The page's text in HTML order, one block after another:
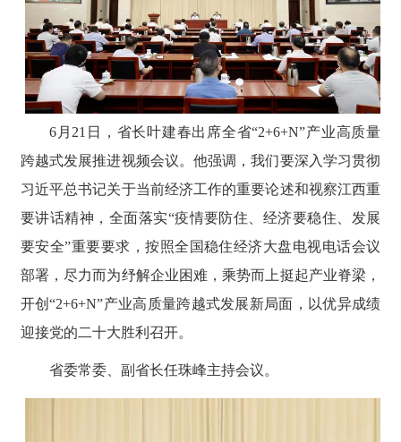
6月21日，省长叶建春出席全省“2+6+N”产业高质量
跨越式发展推进视频会议。他强调，我们要深入学习贯彻
习近平总书记关于当前经济工作的重要论述和视察江西重
要讲话精神，全面落实“疫情要防住、经济要稳住、发展
要安全”重要要求，按照全国稳住经济大盘电视电话会议
部署，尽力而为纾解企业困难，乘势而上挺起产业脊梁，
开创“2+6+N”产业高质量跨越式发展新局面，以优异成绩
迎接党的二十大胜利召开。
省委常委、副省长任珠峰主持会议。